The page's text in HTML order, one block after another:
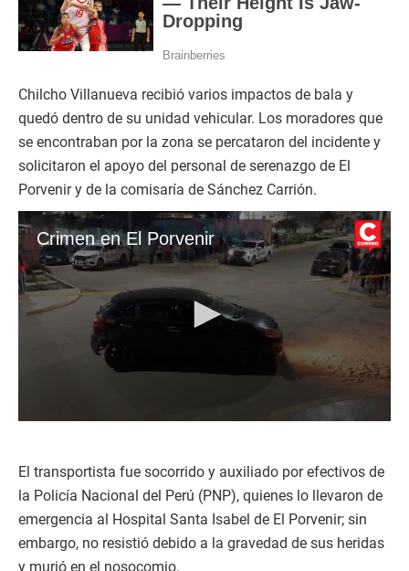
Chilcho Villanueva recibió varios impactos de bala y
quedó dentro de su unidad vehicular. Los moradores que
se encontraban por la zona se percataron del incidente y
solicitaron el apoyo del personal de serenazgo de El
Porvenir y de la comisaría de Sánchez Carrión.
Crimen en El Porvenir
c
n
d
s
o
El transportista fue socorrido y auxiliado por efectivos de
la Policía Nacional del Perú (PNP), quienes lo llevaron de
emergencia al Hospital Santa Isabel de El Porvenir; sin
embargo, no resistió debido a la gravedad de sus heridas
y murió en el nosocomio.